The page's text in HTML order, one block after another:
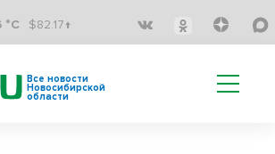
°C $82.17↑
Все новости
Новосибирской
области